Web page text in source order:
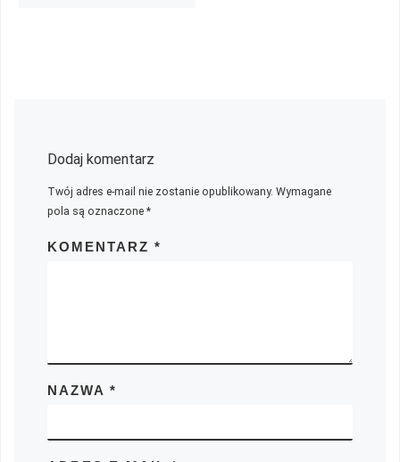
Dodaj komentarz
Twój adres e-mail nie zostanie opublikowany. Wymagane
pola są oznaczone *
KOMENTARZ *
NAZWA *